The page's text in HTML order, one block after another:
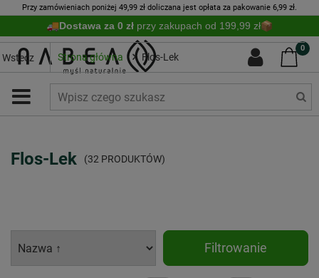
Przy zamówieniach poniżej 49,99 zł doliczana jest opłata za pakowanie 6,99 zł.
Dostawa za 0 zł przy zakupach od 199,99 zł
0
Wstecz Strona główna Flos-Lek
Flos-Lek (32 PRODUKTÓW)
Filtrowanie